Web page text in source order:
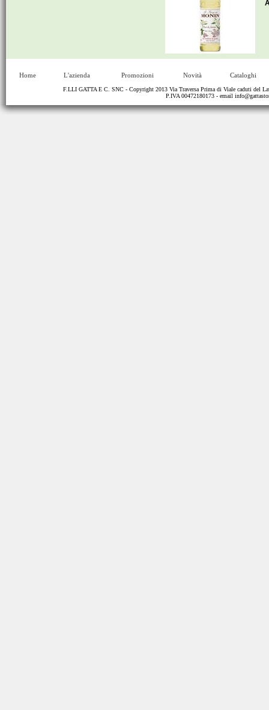
Home L'azienda Promozioni Novità Cataloghi
F.LLI GATTA E C. SNC - Copyright 2013 Via Traversa Prima di Viale caduti del
P.IVA 00472180173 - email